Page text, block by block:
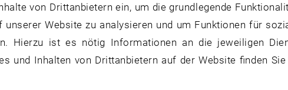
URL in einem neuen Fenster
Daten, Wissen & KI werden beim
zu folgenden Themen
von Drittanbietern ein, um die grundlegende
Website zu analysieren und um Funktionen für
Hierzu ist es nötig Informationen an die jeweiligen
und Inhalten von Drittanbietern auf der Website finden